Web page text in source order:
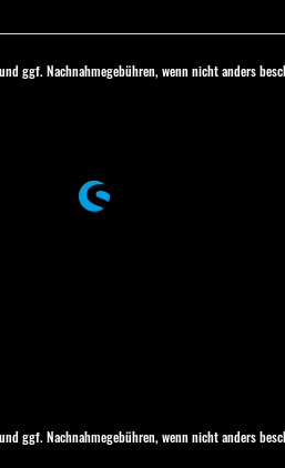
ggf. Nachnahmegebühren, wenn nicht anders
ggf. Nachnahmegebühren, wenn nicht anders